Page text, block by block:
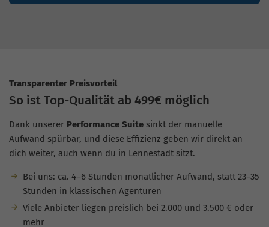
Transparenter Preisvorteil
So ist Top-Qualität ab 499€ möglich
Dank unserer Performance Suite sinkt der manuelle
Aufwand spürbar, und diese Effizienz geben wir direkt an
dich weiter, auch wenn du in Lennestadt sitzt.
Bei uns: ca. 4–6 Stunden monatlicher Aufwand, statt 23–35
Stunden in klassischen Agenturen
Viele Anbieter liegen preislich bei 2.000 und 3.500 € oder
mehr